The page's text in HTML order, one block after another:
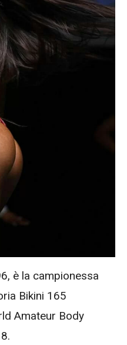
è la campionessa
Bikini 165
Amateur Body